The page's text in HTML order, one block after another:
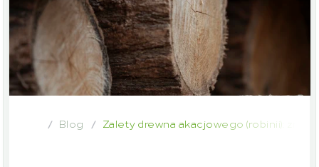
/ Blog / Zalety drewna akacjowego (robinii):